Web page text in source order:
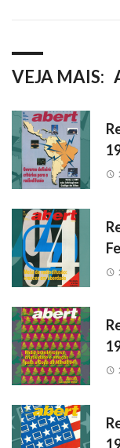
VEJA MAIS: